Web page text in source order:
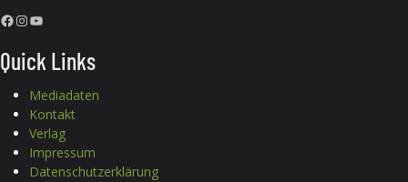
Facebook InstagramYouTube
Quick Links
Mediadaten
Kontakt
Verlag
Impressum
Datenschutzerklärung